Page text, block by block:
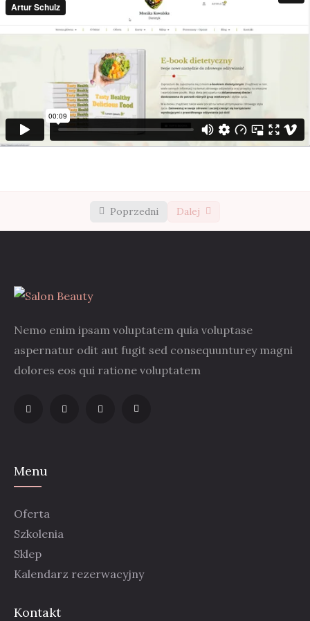
Historia i Rola Manicure
Narzędzia i Produkty do Manicure
Zasady Higieny i Bezpieczeństwa 00:09
Moduł 2: Przygotowanie Paznokci do
Manicure
0/3
Moduł 5: Pielęgnacja i Utrzymanie Manicure 0/3
Poprzedni Dalej
Nemo enim ipsam voluptatem quia voluptase
aspernatur odit aut fugit sed consequunturey magni
dolores eos qui ratione voluptatem
Menu
Oferta
Szkolenia
Sklep
Kalendarz rezerwacyjny
Kontakt